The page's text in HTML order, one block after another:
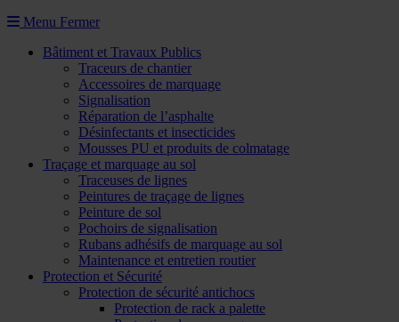
Menu Fermer
Bâtiment et Travaux Publics
Traceurs de chantier
Accessoires de marquage
Signalisation
Réparation de l’asphalte
Désinfectants et insecticides
Mousses PU et produits de colmatage
Traçage et marquage au sol
Traceuses de lignes
Peintures de traçage de lignes
Peinture de sol
Pochoirs de signalisation
Rubans adhésifs de marquage au sol
Maintenance et entretien routier
Protection et Sécurité
Protection de sécurité antichocs
Protection de rack a palette